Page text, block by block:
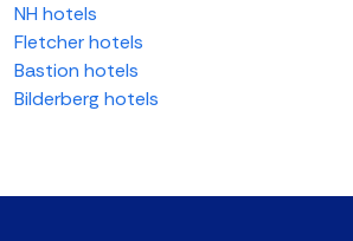
NH hotels
Fletcher hotels
Bastion hotels
Bilderberg hotels